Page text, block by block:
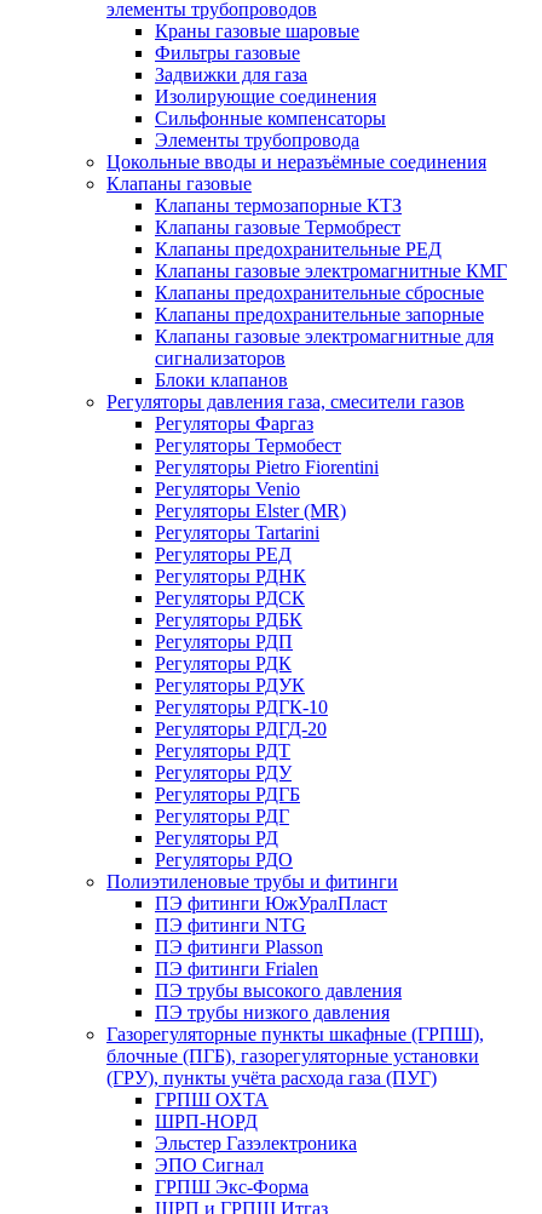
элементы трубопроводов
Краны газовые шаровые
Фильтры газовые
Задвижки для газа
Изолирующие соединения
Сильфонные компенсаторы
Элементы трубопровода
Цокольные вводы и неразъёмные соединения
Клапаны газовые
Клапаны термозапорные КТЗ
Клапаны газовые Термобрест
Клапаны предохранительные РЕД
Клапаны газовые электромагнитные КМГ
Клапаны предохранительные сбросные
Клапаны предохранительные запорные
Клапаны газовые электромагнитные для
сигнализаторов
Блоки клапанов
Регуляторы давления газа, смесители газов
Регуляторы Фаргаз
Регуляторы Термобест
Регуляторы Pietro Fiorentini
Регуляторы Venio
Регуляторы Elster (MR)
Регуляторы Tartarini
Регуляторы РЕД
Регуляторы РДНК
Регуляторы РДСК
Регуляторы РДБК
Регуляторы РДП
Регуляторы РДК
Регуляторы РДУК
Регуляторы РДГК-10
Регуляторы РДГД-20
Регуляторы РДТ
Регуляторы РДУ
Регуляторы РДГБ
Регуляторы РДГ
Регуляторы РД
Регуляторы РДО
Полиэтиленовые трубы и фитинги
ПЭ фитинги ЮжУралПласт
ПЭ фитинги NTG
ПЭ фитинги Plasson
ПЭ фитинги Frialen
ПЭ трубы высокого давления
ПЭ трубы низкого давления
Газорегуляторные пункты шкафные (ГРПШ),
блочные (ПГБ), газорегуляторные установки
(ГРУ), пункты учёта расхода газа (ПУГ)
ГРПШ ОХТА
ШРП-НОРД
Эльстер Газэлектроника
ЭПО Сигнал
ГРПШ Экс-Форма
ШРП и ГРПШ Итгаз